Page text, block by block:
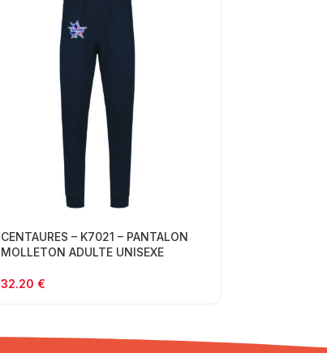
CENTAURES – K7021 – PANTALON
MOLLETON ADULTE UNISEXE
32.20 €